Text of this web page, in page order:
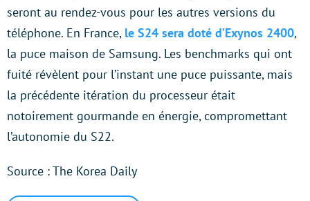
seront au rendez-vous pour les autres versions du
téléphone. En France, le S24 sera doté d’Exynos 2400,
la puce maison de Samsung. Les benchmarks qui ont
fuité révèlent pour l’instant une puce puissante, mais
la précédente itération du processeur était
notoirement gourmande en énergie, compromettant
l’autonomie du S22.
Source : The Korea Daily